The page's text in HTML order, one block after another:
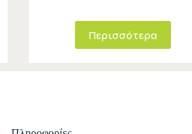
Περισσότερα